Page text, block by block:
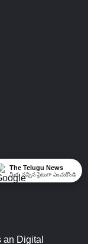
Digital
The Telugu News
మీకు నచ్చిన సైటుగా ఎంచుకోండి